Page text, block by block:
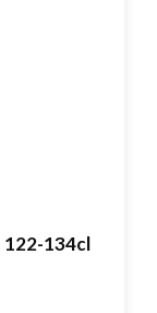
122-134cl